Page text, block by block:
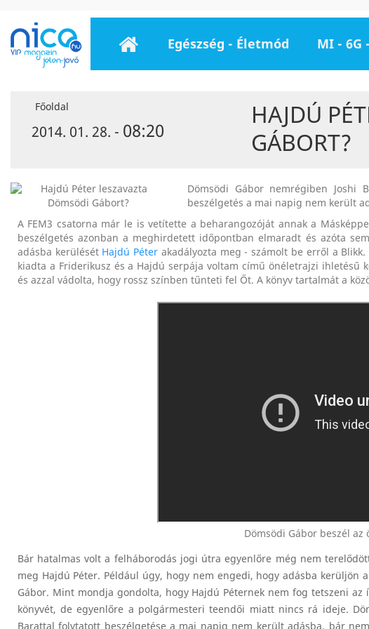
Egészség - Életmód MI - 6G
Főoldal
2014. 01. 28. - 08:20
HAJDÚ
GÁBORT?
Dömsödi Gábor nemrégiben
beszélgetés a mai napig nem került
A FEM3 csatorna már le is vetítette a beharangozóját annak a
beszélgetés azonban a meghirdetett időpontban elmaradt és azóta
adásba kerülését Hajdú Péter akadályozta meg - számolt be erről a
kiadta a Friderikusz és a Hajdú serpája voltam című önéletrajzi
és azzal vádolta, hogy rossz színben tűnteti fel Őt. A könyv tartalmát a
Dömsödi Gábor beszél
Bár hatalmas volt a felháborodás jogi útra egyenlőre még nem
meg Hajdú Péter. Például úgy, hogy nem engedi, hogy adásba kerüljön
Gábor. Mint mondja gondolta, hogy Hajdú Péternek nem fog tetszeni
könyvét, de egyenlőre a polgármesteri teendői miatt nincs rá ideje.